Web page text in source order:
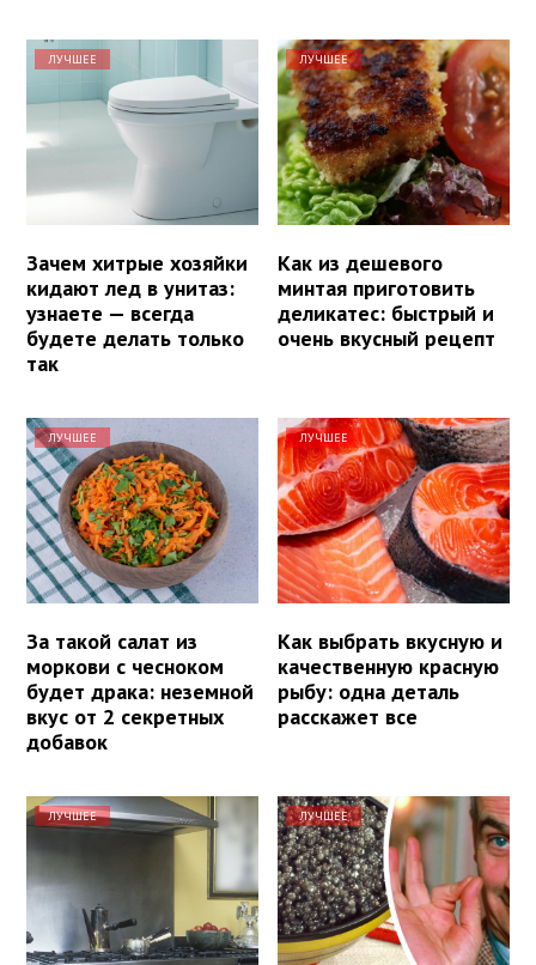
ЛУЧШЕЕ
Зачем хитрые хозяйки
кидают лед в унитаз:
узнаете — всегда
будете делать только
так
ЛУЧШЕЕ
Как из дешевого
минтая приготовить
деликатес: быстрый и
очень вкусный рецепт
ЛУЧШЕЕ
За такой салат из
моркови с чесноком
будет драка: неземной
вкус от 2 секретных
добавок
ЛУЧШЕЕ
Как выбрать вкусную и
качественную красную
рыбу: одна деталь
расскажет все
ЛУЧШЕЕ ЛУЧШЕЕ